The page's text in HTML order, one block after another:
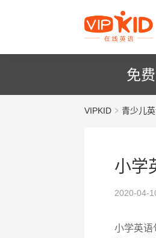
免
VIPKID 青少儿
小学
2020-04-
小学英语